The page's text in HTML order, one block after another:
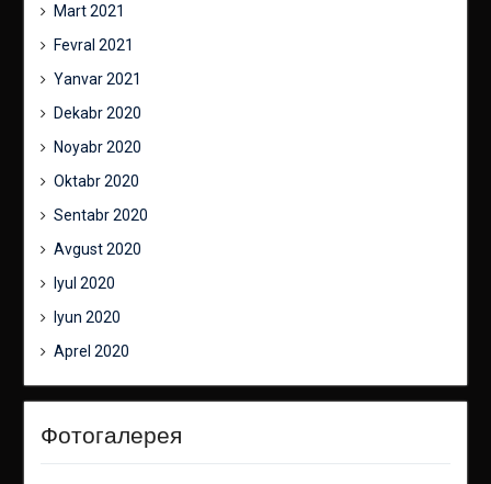
Mart 2021
Fevral 2021
Yanvar 2021
Dekabr 2020
Noyabr 2020
Oktabr 2020
Sentabr 2020
Avgust 2020
Iyul 2020
Iyun 2020
Aprel 2020
Фотогалерея